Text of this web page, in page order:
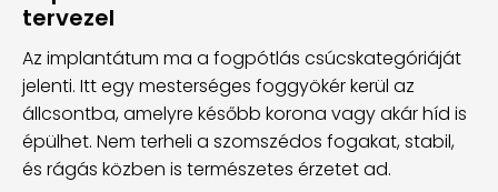
tervezel
Az implantátum ma a fogpótlás csúcskategóriáját
jelenti. Itt egy mesterséges foggyökér kerül az
állcsontba, amelyre később korona vagy akár híd is
épülhet. Nem terheli a szomszédos fogakat, stabil,
és rágás közben is természetes érzetet ad.